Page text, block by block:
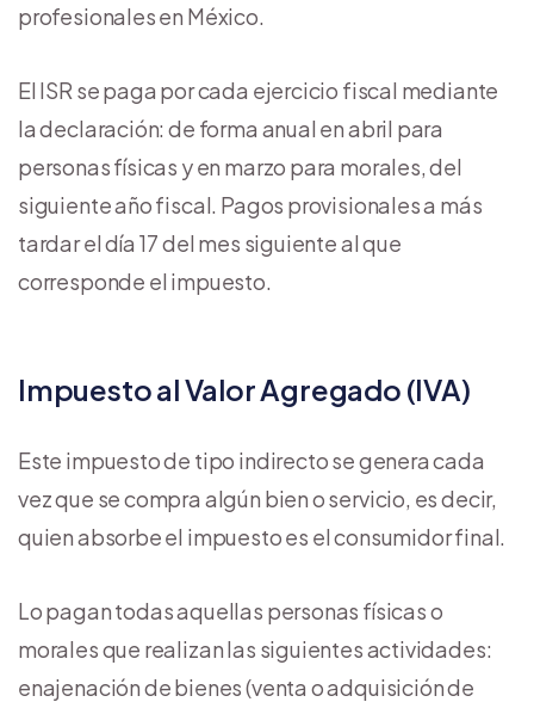
profesionales en México.
El ISR se paga por cada ejercicio fiscal mediante
la declaración: de forma anual en abril para
personas físicas y en marzo para morales, del
siguiente año fiscal. Pagos provisionales a más
tardar el día 17 del mes siguiente al que
corresponde el impuesto.
Impuesto al Valor Agregado (IVA)
Este impuesto de tipo indirecto se genera cada
vez que se compra algún bien o servicio, es decir,
quien absorbe el impuesto es el consumidor final.
Lo pagan todas aquellas personas físicas o
morales que realizan las siguientes actividades:
enajenación de bienes (venta o adquisición de